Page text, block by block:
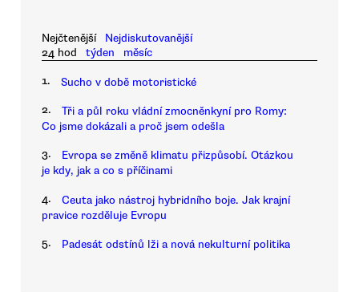
Nejčtenější
Nejdiskutovanější
24 hod
týden měsíc
1. Sucho v době motoristické
2.
Tři a půl roku vládní zmocněnkyní pro Romy:
Co jsme dokázali a proč jsem odešla
3.
Evropa se změně klimatu přizpůsobí. Otázkou
je kdy, jak a co s příčinami
4.
Ceuta jako nástroj hybridního boje. Jak krajní
pravice rozděluje Evropu
5. Padesát odstínů lži a nová nekulturní politika